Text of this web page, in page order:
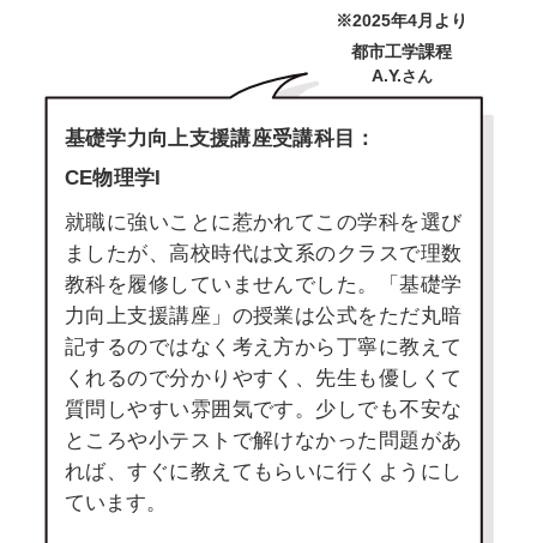
※2025年4月より
都市工学課程
A.Y.さん
基礎学力向上支援講座受講科目：
CE物理学I
就職に強いことに惹かれてこの学科を選び
ましたが、高校時代は文系のクラスで理数
教科を履修していませんでした。「基礎学
力向上支援講座」の授業は公式をただ丸暗
記するのではなく考え方から丁寧に教えて
くれるので分かりやすく、先生も優しくて
質問しやすい雰囲気です。少しでも不安な
ところや小テストで解けなかった問題があ
れば、すぐに教えてもらいに行くようにし
ています。